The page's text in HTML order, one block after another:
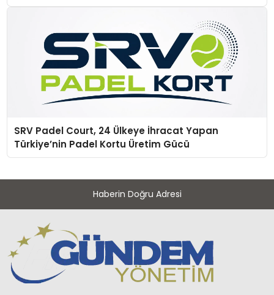
SRV Padel Court, 24 Ülkeye İhracat Yapan
Türkiye’nin Padel Kortu Üretim Gücü
Haberin Doğru Adresi